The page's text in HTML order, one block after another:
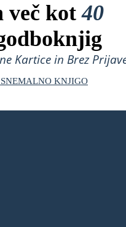
več kot40
Kartice in Brez
KNJIGO